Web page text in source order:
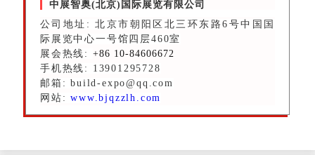
中展智奥(北京)国际展览有限公司
公司地址: 北京市朝阳区北三环东路6号中国国
际展览中心一号馆四层460室
展会热线: +86 10-84606672
手机热线: 13901295728
邮箱: build-expo@qq.com
网站:www.bjqzzlh.com